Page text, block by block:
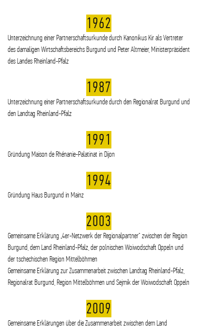
1962
Unterzeichnung einer Partnerschaftsurkunde durch Kanonikus Kir als Vertreter
des damaligen Wirtschaftsbereichs Burgund und Peter Altmeier, Ministerpräsident
des Landes Rheinland-Pfalz
1987
Unterzeichnung einer Partnerschaftsurkunde durch den Regionalrat Burgund und
den Landtag Rheinland-Pfalz
1991
Gründung Maison de Rhénanie-Palatinat in Dijon
1994
Gründung Haus Burgund in Mainz
2003
Gemeinsame Erklärung „4er-Netzwerk der Regionalpartner“ zwischen der Region
Burgund, dem Land Rheinland-Pfalz, der polnischen Woiwodschaft Oppeln und
der tschechischen Region Mittelböhmen
Gemeinsame Erklärung zur Zusammenarbeit zwischen Landtag Rheinland-Pfalz,
Regionalrat Burgund, Region Mittelböhmen und Sejmik der Woiwodschaft Oppeln
2009
Gemeinsame Erklärungen über die Zusammenarbeit zwischen dem Land